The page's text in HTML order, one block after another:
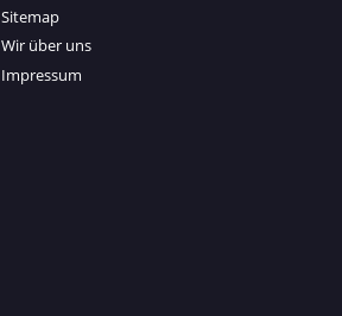
Sitemap
Wir über uns
Impressum